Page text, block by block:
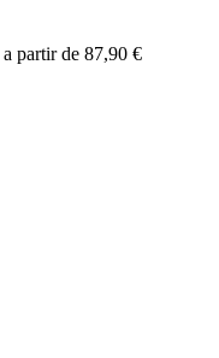
a partir de 87,90 €